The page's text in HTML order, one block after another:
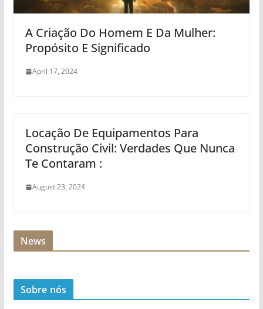
A Criação Do Homem E Da Mulher:
Propósito E Significado
April 17, 2024
Locação De Equipamentos Para
Construção Civil: Verdades Que Nunca
Te Contaram :
August 23, 2024
News
Sobre nós